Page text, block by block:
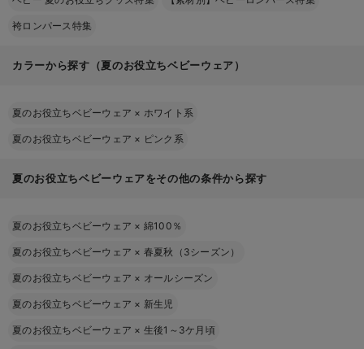
袴ロンパース特集
カラーから探す（夏のお役立ちベビーウェア）
夏のお役立ちベビーウェア × ホワイト系
夏のお役立ちベビーウェア × ピンク系
夏のお役立ちベビーウェアをその他の条件から探す
夏のお役立ちベビーウェア × 綿100％
夏のお役立ちベビーウェア × 春夏秋（3シーズン）
夏のお役立ちベビーウェア × オールシーズン
夏のお役立ちベビーウェア × 新生児
夏のお役立ちベビーウェア × 生後1～3ケ月頃